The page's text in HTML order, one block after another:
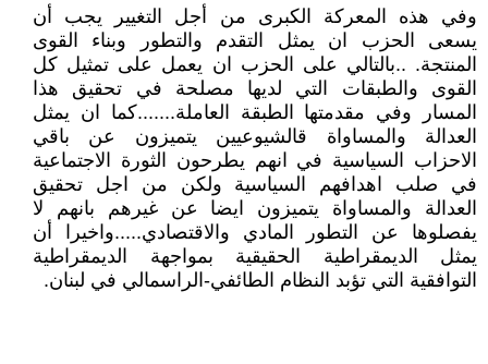
وفي هذه المعركة الكبرى من أجل التغيير يجب أن
يسعى الحزب ان يمثل التقدم والتطور وبناء القوى
المنتجة. ..بالتالي على الحزب ان يعمل على تمثيل كل
القوى والطبقات التي لديها مصلحة في تحقيق هذا
المسار وفي مقدمتها الطبقة العاملة.......كما ان يمثل
العدالة والمساواة قالشيوعيين يتميزون عن باقي
الاحزاب السياسية في انهم يطرحون الثورة الاجتماعية
في صلب اهدافهم السياسية ولكن من اجل تحقيق
العدالة والمساواة يتميزون ايضا عن غيرهم بانهم لا
يفصلوها عن التطور المادي والاقتصادي.....واخيرا أن
يمثل الديمقراطية الحقيقية بمواجهة الديمقراطية
التوافقية التي تؤبد النظام الطائفي-الراسمالي في لبنان.